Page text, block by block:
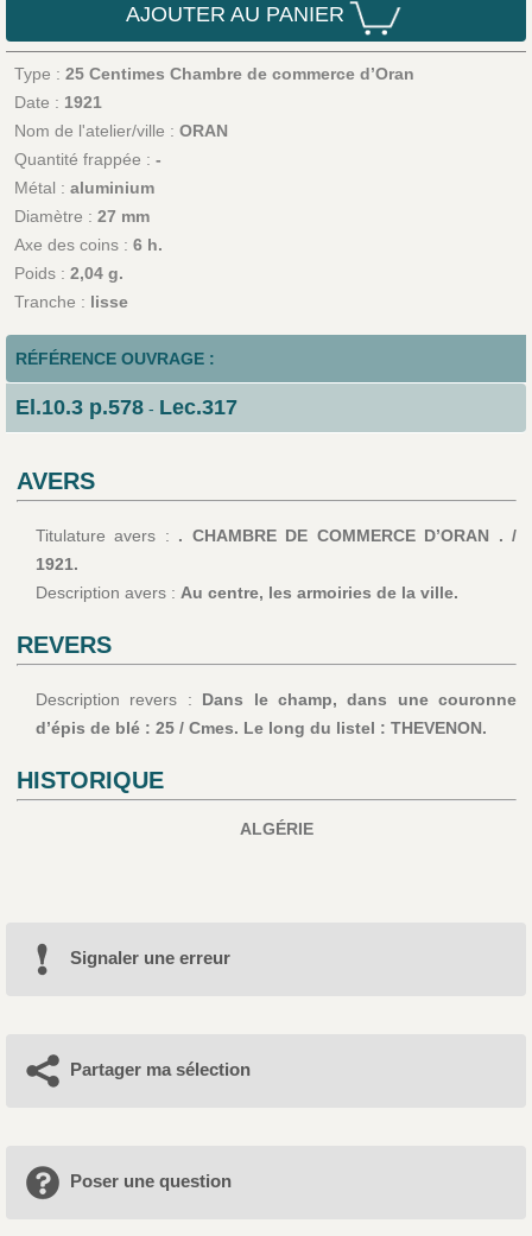
AJOUTER AU PANIER
Type : 25 Centimes Chambre de commerce d’Oran
Date : 1921
Nom de l'atelier/ville : ORAN
Quantité frappée : -
Métal : aluminium
Diamètre : 27 mm
Axe des coins : 6 h.
Poids : 2,04 g.
Tranche : lisse
RÉFÉRENCE OUVRAGE :
El.10.3 p.578- Lec.317
AVERS
Titulature avers : . CHAMBRE DE COMMERCE D’ORAN . /
1921.
Description avers : Au centre, les armoiries de la ville.
REVERS
Description revers : Dans le champ, dans une couronne
d’épis de blé : 25 / Cmes. Le long du listel : THEVENON.
HISTORIQUE
ALGÉRIE
Signaler une erreur
Partager ma sélection
Poser une question